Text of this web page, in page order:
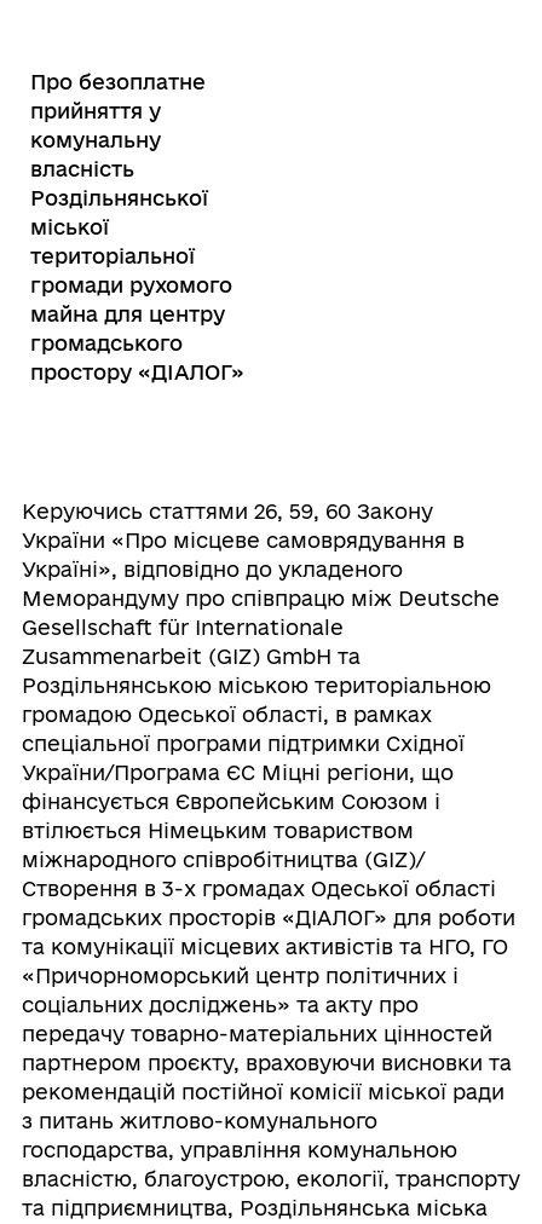
Про безоплатне
прийняття у
комунальну
власність
Роздільнянської
міської
територіальної
громади рухомого
майна для центру
громадського
простору «ДІАЛОГ»
Керуючись статтями 26, 59, 60 Закону
України «Про місцеве самоврядування в
Україні», відповідно до укладеного
Меморандуму про співпрацю між Deutsche
Gesellschaft für Internationale
Zusammenarbeit (GIZ) GmbH та
Роздільнянською міською територіальною
громадою Одеської області, в рамках
спеціальної програми підтримки Східної
України/Програма ЄС Міцні регіони, що
фінансується Європейським Союзом і
втілюється Німецьким товариством
міжнародного співробітництва (GIZ)/
Створення в 3-х громадах Одеської області
громадських просторів «ДІАЛОГ» для роботи
та комунікації місцевих активістів та НГО, ГО
«Причорноморський центр політичних і
соціальних досліджень» та акту про
передачу товарно-матеріальних цінностей
партнером проєкту, враховуючи висновки та
рекомендацій постійної комісії міської ради
з питань житлово-комунального
господарства, управління комунальною
власністю, благоустрою, екології, транспорту
та підприємництва, Роздільнянська міська